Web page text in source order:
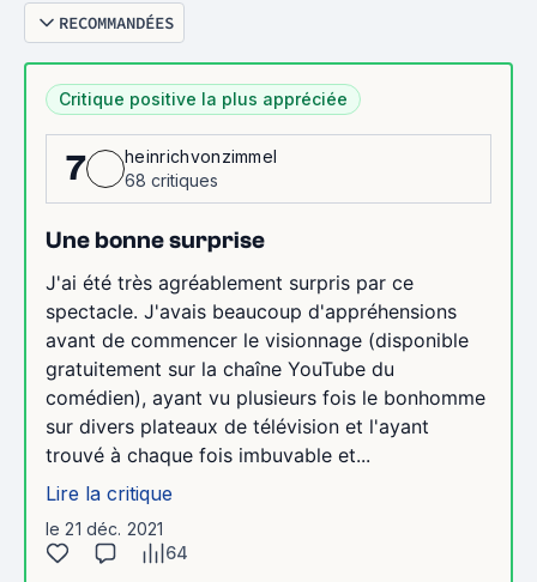
RECOMMANDÉES
Critique positive la plus appréciée
7
heinrichvonzimmel
68 critiques
Une bonne surprise
J'ai été très agréablement surpris par ce
spectacle. J'avais beaucoup d'appréhensions
avant de commencer le visionnage (disponible
gratuitement sur la chaîne YouTube du
comédien), ayant vu plusieurs fois le bonhomme
sur divers plateaux de télévision et l'ayant
trouvé à chaque fois imbuvable et...
Lire la critique
le 21 déc. 2021
64